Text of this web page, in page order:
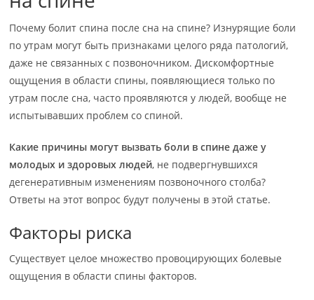
Почему болит спина после сна на спине? Изнурящие боли
по утрам могут быть признаками целого ряда патологий,
даже не связанных с позвоночником. Дискомфортные
ощущения в области спины, появляющиеся только по
утрам после сна, часто проявляются у людей, вообще не
испытывавших проблем со спиной.
Какие причины могут вызвать боли в спине даже у
молодых и здоровых людей, не подвергнувшихся
дегенеративным изменениям позвоночного столба?
Ответы на этот вопрос будут получены в этой статье.
Факторы риска
Существует целое множество провоцирующих болевые
ощущения в области спины факторов.